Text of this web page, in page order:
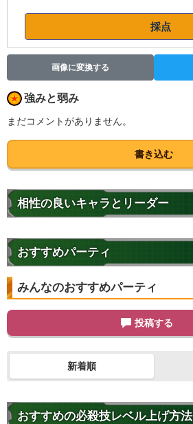
採点
画像に変換する
強みと弱み
まだコメントがありません。
書き込む
相性の良いキャラとリーダー
おすすめパーティ
みんなのおすすめパーティ
投稿する
新着順
おすすめの必殺技レベル上げ方法